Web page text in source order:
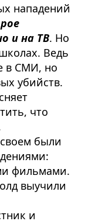
нападений
и на ТВ. Но
Ведь
в СМИ, но
убийств.
что
были
фильмами.
выучили
и